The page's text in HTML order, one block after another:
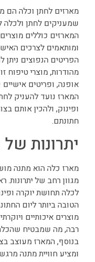
מארזים לחתן וכלה הם
שמעניקים לחתן ולכלה
המארזים כוללים
ומותאמים לצרכים
הפריטים הנפוצים ניתן
מהודרות, מוצרי טיפוח
אופנה, ופריטים אישיים
המארז נועד להעניק
ופינוק, ולהכין אותם
חתונתם.
יתרונות של
מארז כלה הוא מתנה
מגוון רחב של יתרונות.
לכלה תחושת יוקרה
הטובה ביותר ליום
מוצרים איכותיים
רבה, מה שמבטיח שהכלה
בנוסף, המארז מעוצב
ומציע חוויית מתנה